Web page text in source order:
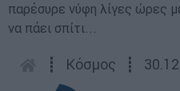
παρέσυρε νύφη λίγες ώρες
να πάει σπίτι...
┋ Κόσμος ┋